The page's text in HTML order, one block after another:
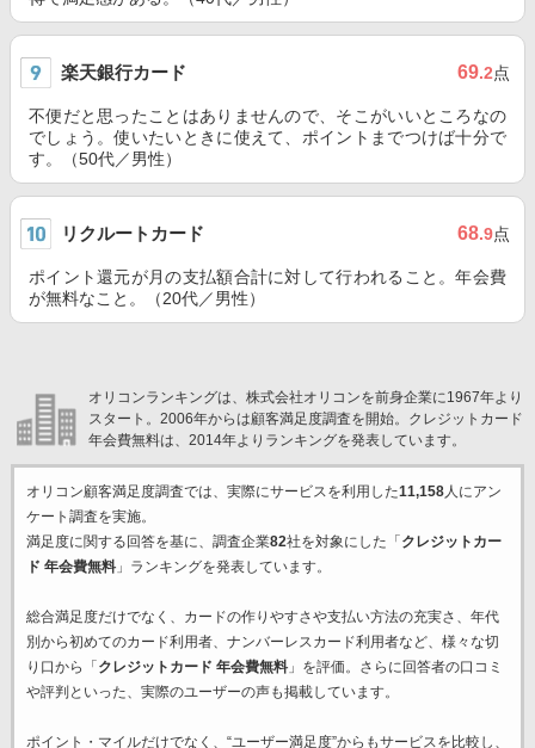
楽天銀行カード 69.2点
不便だと思ったことはありませんので、そこがいいところなの
でしょう。使いたいときに使えて、ポイントまでつけば十分で
す。（50代／男性）
リクルートカード 68.9点
ポイント還元が月の支払額合計に対して行われること。年会費
が無料なこと。（20代／男性）
オリコンランキングは、株式会社オリコンを前身企業に1967年より
スタート。2006年からは顧客満足度調査を開始。クレジットカード
年会費無料は、2014年よりランキングを発表しています。
オリコン顧客満足度調査では、実際にサービスを利用した11,158人にアン
ケート調査を実施。
満足度に関する回答を基に、調査企業82社を対象にした「 クレジットカー
ド 年会費無料」ランキングを発表しています。
総合満足度だけでなく、カードの作りやすさや支払い方法の充実さ、年代
別から初めてのカード利用者、ナンバーレスカード利用者など、様々な切
り口から「 クレジットカード 年会費無料」を評価。さらに回答者の口コミ
や評判といった、実際のユーザーの声も掲載しています。
ポイント・マイルだけでなく、“ユーザー満足度”からもサービスを比較し、